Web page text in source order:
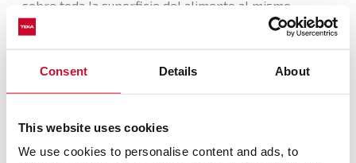
Consent Details About
This website uses cookies
We use cookies to personalise content and ads, to
sobre toda la superficie del alimento al mismo
tiempo. De esta forma, penetra hacia su interior de
manera uniforme, manteniendo la textura y
concentrando sus aromaspara conseguir un
resultado espectacular.